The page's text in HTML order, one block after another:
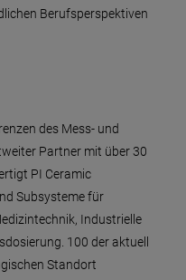
Berufsperspektiven
des Mess- und
Partner mit über 30
PI Ceramic
Subsysteme für
Industrielle
100 der aktuell
Standort